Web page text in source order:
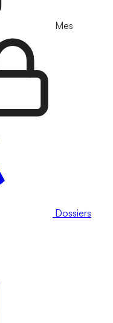
Mes
Dossiers